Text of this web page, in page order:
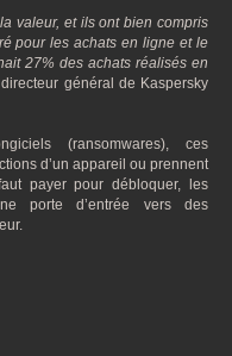
valeur, et ils ont bien compris
pour les achats en ligne et le
27% des achats réalisés en
général de Kaspersky
(ransomwares), ces
d’un appareil ou prennent
payer pour débloquer, les
porte d’entrée vers des